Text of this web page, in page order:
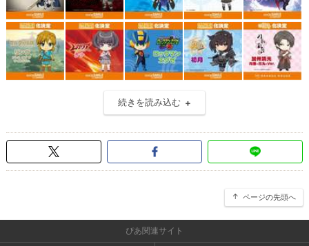
続きを読み込む
ページの先頭へ
ぴあ関連サイト